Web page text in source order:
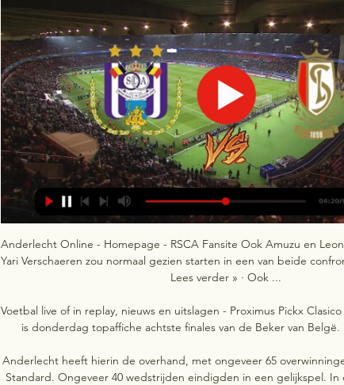
Anderlecht Online - Homepage - RSCA Fansite Ook Amuzu en
Yari Verschaeren zou normaal gezien starten in een van beide
Lees verder » · Ook ...
Voetbal live of in replay, nieuws en uitslagen - Proximus Pickx
is donderdag topaffiche achtste finales van de Beker van Belgë.
Anderlecht heeft hierin de overhand, met ongeveer 65
Standard. Ongeveer 40 wedstrijden eindigden in een gelijkspel. In